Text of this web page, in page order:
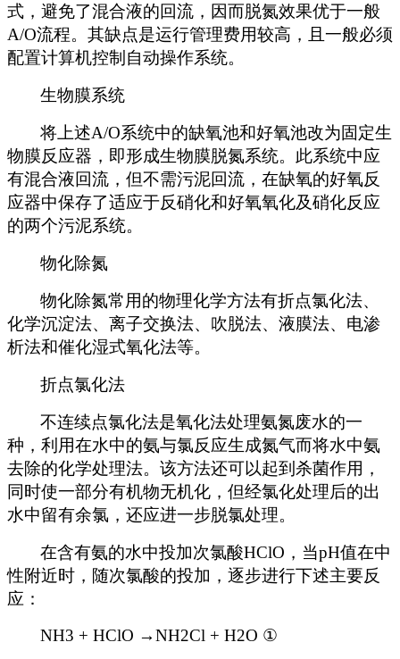
式，避免了混合液的回流，因而脱氮效果优于一般
A/O流程。其缺点是运行管理费用较高，且一般必须
配置计算机控制自动操作系统。
生物膜系统
将上述A/O系统中的缺氧池和好氧池改为固定生
物膜反应器，即形成生物膜脱氮系统。此系统中应
有混合液回流，但不需污泥回流，在缺氧的好氧反
应器中保存了适应于反硝化和好氧氧化及硝化反应
的两个污泥系统。
物化除氮
物化除氮常用的物理化学方法有折点氯化法、
化学沉淀法、离子交换法、吹脱法、液膜法、电渗
析法和催化湿式氧化法等。
折点氯化法
不连续点氯化法是氧化法处理氨氮废水的一
种，利用在水中的氨与氯反应生成氮气而将水中氨
去除的化学处理法。该方法还可以起到杀菌作用，
同时使一部分有机物无机化，但经氯化处理后的出
水中留有余氯，还应进一步脱氯处理。
在含有氨的水中投加次氯酸HClO，当pH值在中
性附近时，随次氯酸的投加，逐步进行下述主要反
应：
NH3 + HClO →NH2Cl + H2O ①